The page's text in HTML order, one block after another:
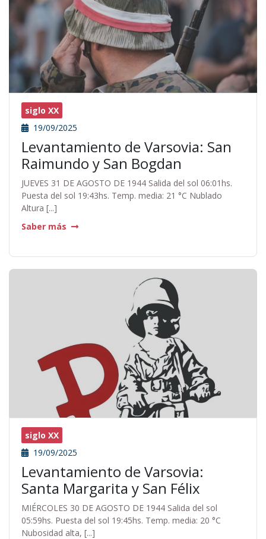
siglo XX
19/09/2025
Levantamiento de Varsovia: San
Raimundo y San Bogdan
JUEVES 31 DE AGOSTO DE 1944 Salida del sol 06:01hs.
Puesta del sol 19:43hs. Temp. media: 21 °C Nublado
Altura [...]
Saber más
siglo XX
19/09/2025
Levantamiento de Varsovia:
Santa Margarita y San Félix
MIÉRCOLES 30 DE AGOSTO DE 1944 Salida del sol
05:59hs. Puesta del sol 19:45hs. Temp. media: 20 °C
Nubosidad alta, [...]